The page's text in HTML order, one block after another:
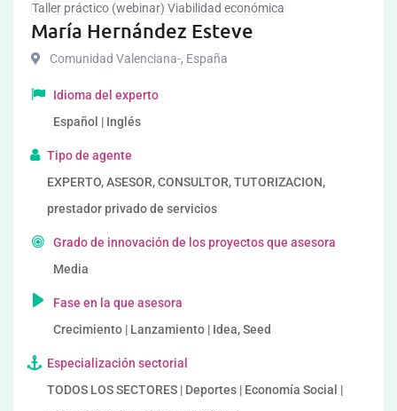
Taller práctico (webinar) Viabilidad económica
María Hernández Esteve
Comunidad Valenciana-, España
Idioma del experto
Español | Inglés
Tipo de agente
EXPERTO, ASESOR, CONSULTOR, TUTORIZACION,
prestador privado de servicios
Grado de innovación de los proyectos que asesora
Media
Fase en la que asesora
Crecimiento | Lanzamiento | Idea, Seed
Especialización sectorial
TODOS LOS SECTORES | Deportes | Economía Social |